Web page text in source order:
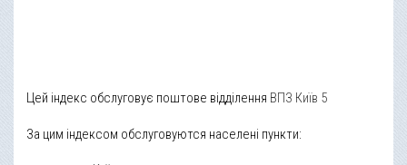
Цей індекс обслуговує поштове відділення ВПЗ Київ 5
За цим індексом обслуговуются населені пункти: